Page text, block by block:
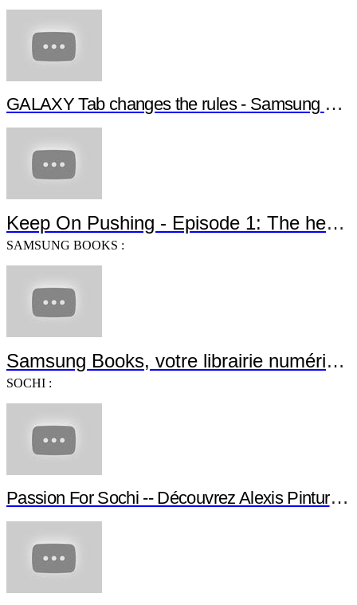
GALAXY Tab changes the rules - Samsung GALAXY NotePRO
Keep On Pushing - Episode 1: The heroes are back
SAMSUNG BOOKS :
Samsung Books, votre librairie numérique !
SOCHI :
Passion For Sochi -- Découvrez Alexis Pinturault !